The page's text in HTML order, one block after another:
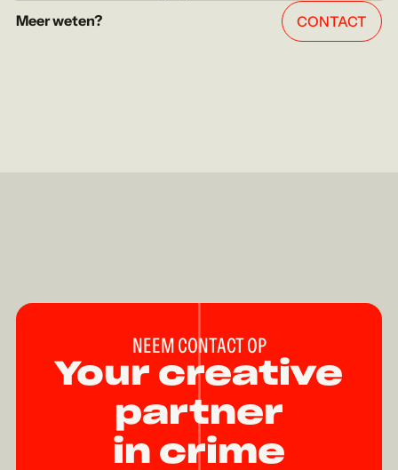
Meer weten?
CONTACT
NEEM CONTACT OP
Your creative
partner
in crime